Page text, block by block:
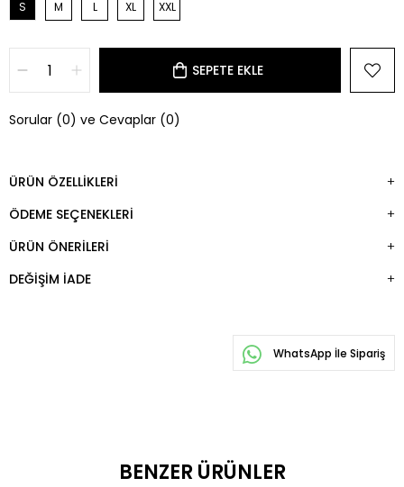
S M L XL XXL
Sorular (0) ve Cevaplar (0)
ÜRÜN ÖZELLIKLERI
ÖDEME SEÇENEKLERI
ÜRÜN ÖNERILERI
DEĞIŞIM İADE
WhatsApp İle Sipariş
BENZER ÜRÜNLER